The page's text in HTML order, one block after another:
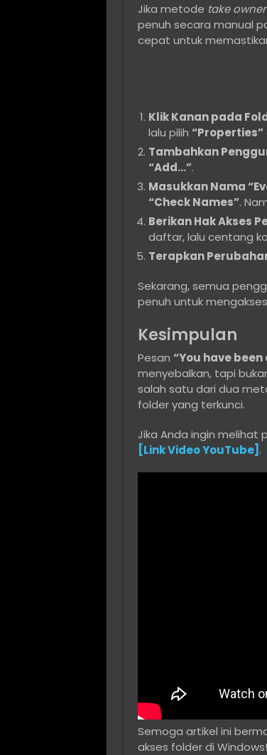
Jika metode take
penuh secara manual
cepat untuk
Klik Kanan pada
lalu pilih “Properties”
Tambahkan
“Add…”.
Masukkan Nama
“Check Names”.
Berikan Hak Akses
daftar, lalu centang
Terapkan
Sekarang, semua
penuh untuk
Kesimpulan
Pesan “You have
menyebalkan, tapi
salah satu dari dua
folder yang terkunci.
Jika Anda ingin melihat
[Link Video YouTube] .
Semoga artikel ini
akses folder di Windows!